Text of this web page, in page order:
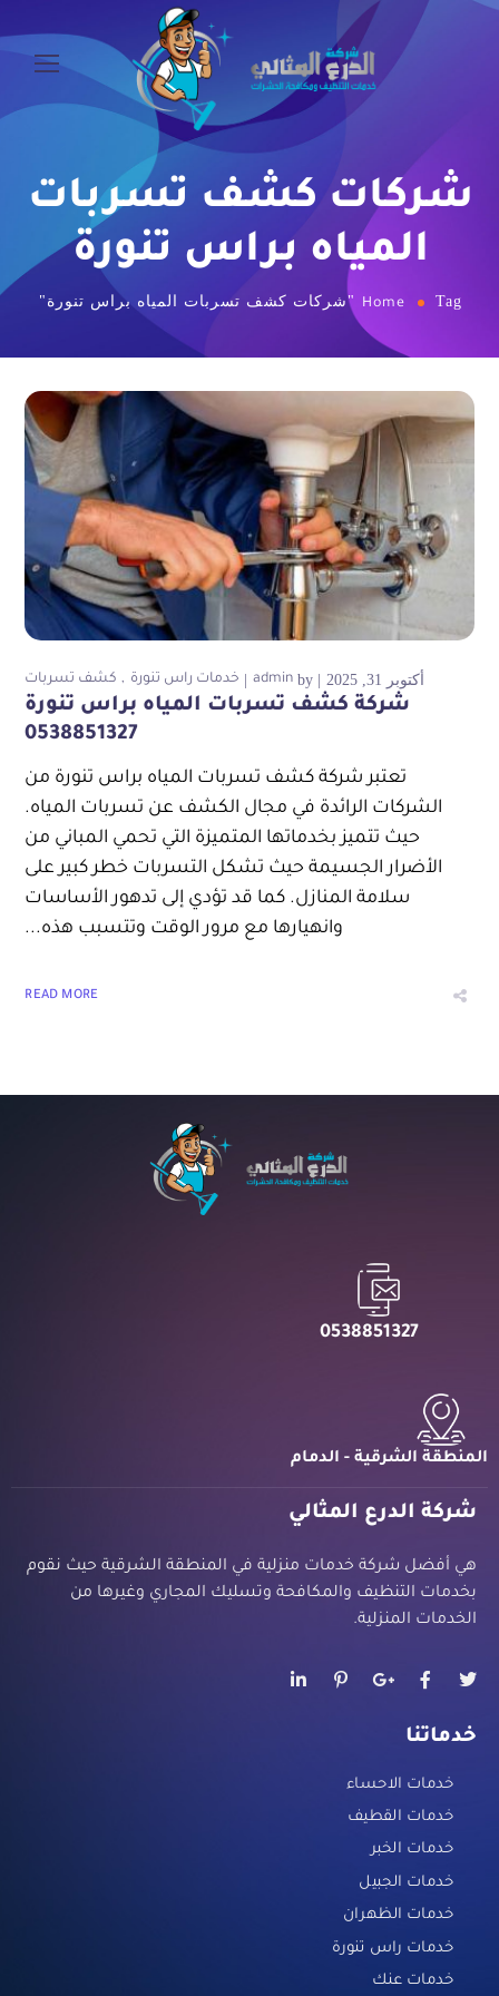
شركات كشف تسربات
المياه براس تنورة
Home Tag "شركات كشف تسربات المياه براس تنورة"
أكتوبر 31, 2025 by
admin خدمات راس تنورة كشف تسربات
شركة كشف تسربات المياه براس تنورة
0538851327
تعتبر شركة كشف تسربات المياه براس تنورة من
الشركات الرائدة في مجال الكشف عن تسربات المياه.
حيث تتميز بخدماتها المتميزة التي تحمي المباني من
الأضرار الجسيمة حيث تشكل التسربات خطر كبير على
سلامة المنازل. كما قد تؤدي إلى تدهور الأساسات
وانهيارها مع مرور الوقت وتتسبب هذه...
READ MORE
0538851327
المنطقة الشرقية - الدمام
شركة الدرع المثالي
هي أفضل شركة خدمات منزلية في المنطقة الشرقية حيث نقوم
بخدمات التنظيف والمكافحة وتسليك المجاري وغيرها من
الخدمات المنزلية.
خدماتنا
خدمات الاحساء
خدمات القطيف
خدمات الخبر
خدمات الجبيل
خدمات الظهران
خدمات راس تنورة
خدمات عنك